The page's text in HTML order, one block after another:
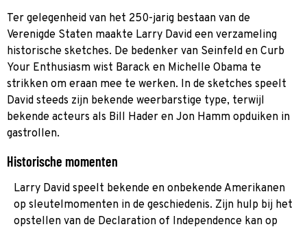
Ter gelegenheid van het 250-jarig bestaan van de
Verenigde Staten maakte Larry David een verzameling
historische sketches. De bedenker van Seinfeld en Curb
Your Enthusiasm wist Barack en Michelle Obama te
strikken om eraan mee te werken. In de sketches speelt
David steeds zijn bekende weerbarstige type, terwijl
bekende acteurs als Bill Hader en Jon Hamm opduiken in
gastrollen.
Historische momenten
Larry David speelt bekende en onbekende Amerikanen
op sleutelmomenten in de geschiedenis. Zijn hulp bij het
opstellen van de Declaration of Independence kan op